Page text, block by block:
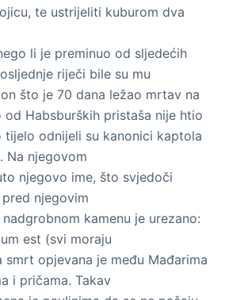
te ustrijeliti kuburom dva
li je preminuo od sljedećih
riječi bile su mu
što je 70 dana ležao mrtav na
Habsburških pristaša nije htio
tijelo odnijeli su kanonici kaptola
Na njegovom
njegovo ime, što svjedoči
njegovim
kamenu je urezano:
est (svi moraju
smrt opjevana je među Mađarima
i pričama. Takav